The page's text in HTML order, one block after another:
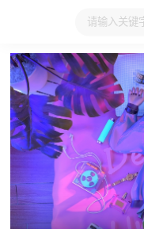
大家在看 日本动漫